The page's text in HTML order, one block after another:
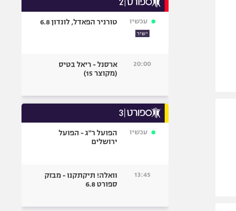
ספורט מוטורי
בייסבול MLB
גיימינג E-Sports
עכשיו
ישיר
טורניר הפאדל, לונדון 6.8
20:00
ארסנל - ריאל בטיס
(מקוצר 15)
עכשיו
הפועל ר"ג - הפועל
ירושלים
13:45
וואלה! תיקתקנו - מבזק
ספורט 6.8